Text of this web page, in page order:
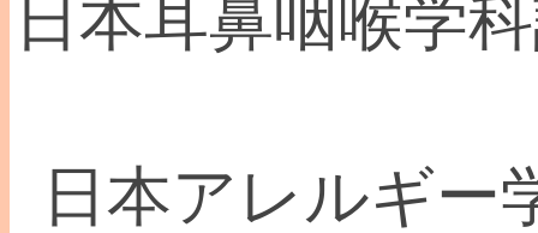
日本耳鼻咽喉学
日本アレルギー